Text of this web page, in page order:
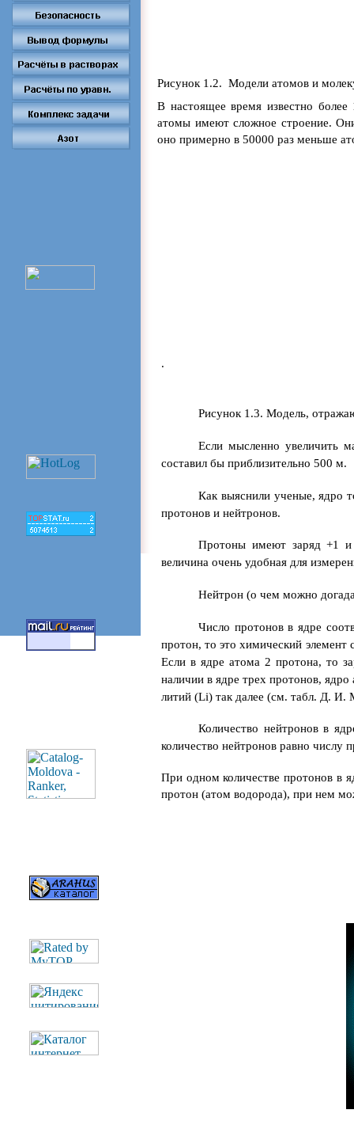
.
Рисунок 1.2. Модели атомов и
В настоящее время известно
атомы имеют сложное строение.
оно примерно в 50000 раз меньше
Рисунок 1.3. Модель,
Если мысленно увеличить
составил бы приблизительно 500 м.
Как выяснили ученые, ядро
протонов и нейтронов.
Протоны имеют заряд +1
величина очень удобная для
Нейтрон (о чем можно
Число протонов в ядре
протон, то это химический
Если в ядре атома 2 протона, то
наличии в ядре трех протонов,
литий (Li) так далее (см. табл. Д. И.
Количество нейтронов в
количество нейтронов равно числу
При одном количестве протонов в
протон (атом водорода), при нем